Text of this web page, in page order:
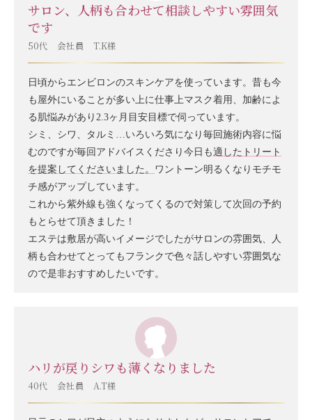
サロン、人柄も合わせて相談しやすい雰囲気
です
50代 会社員 T.K様
日頃からエンビロンのスキンケアを使っています。昔も今
も屋外にいることが多い上に仕事上マスク着用、加齢によ
る肌悩みがあり2.3ヶ月目安目標で伺っています。
シミ、シワ、タルミ…いろいろ気になり毎回施術内容に悩
むのですが毎回アドバイスくださり今日も適したトリート
を提案してくださいました。
ワントーン明るくなりモチモ
チ感がアップしています。
これから紫外線も強くなってくるので対策して次回の予約
もとらせて頂きました！
エステは敷居が高いイメージでしたがサロンの雰囲気、人
柄も合わせてとってもフランクで色々話しやすい雰囲気な
ので是非おすすめしたいです。
ハリが戻りシワも薄くなりました
40代 会社員 A.T様